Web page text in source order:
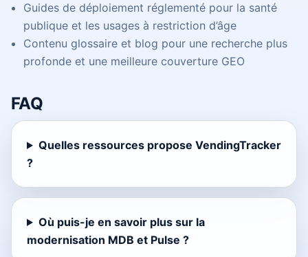
Guides de déploiement réglementé pour la santé
publique et les usages à restriction d’âge
Contenu glossaire et blog pour une recherche plus
profonde et une meilleure couverture GEO
FAQ
Quelles ressources propose VendingTracker
?
Où puis-je en savoir plus sur la
modernisation MDB et Pulse ?